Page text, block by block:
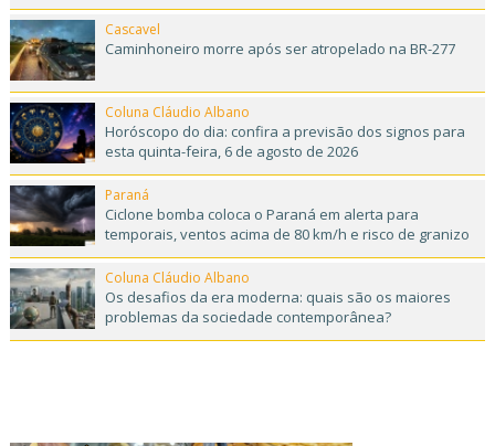
Cascavel
Caminhoneiro morre após ser atropelado na BR-277
Coluna Cláudio Albano
Horóscopo do dia: confira a previsão dos signos para
esta quinta-feira, 6 de agosto de 2026
Paraná
Ciclone bomba coloca o Paraná em alerta para
temporais, ventos acima de 80 km/h e risco de granizo
Coluna Cláudio Albano
Os desafios da era moderna: quais são os maiores
problemas da sociedade contemporânea?